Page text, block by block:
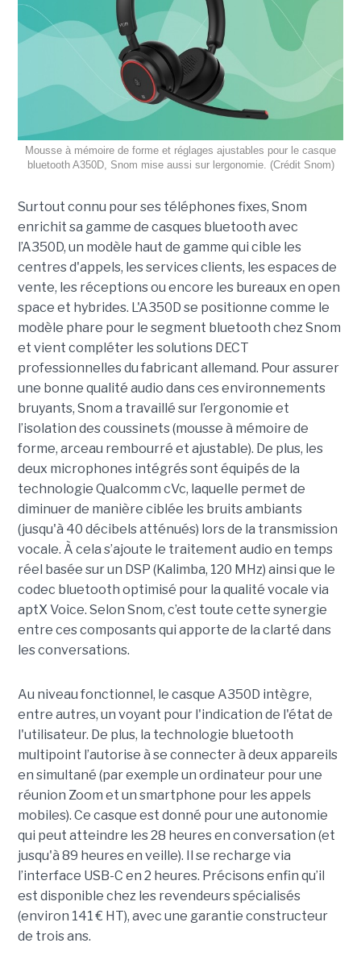
Mousse à mémoire de forme et réglages ajustables pour le casque
bluetooth A350D, Snom mise aussi sur lergonomie. (Crédit Snom)
Surtout connu pour ses téléphones fixes, Snom
enrichit sa gamme de casques bluetooth avec
l’A350D, un modèle haut de gamme qui cible les
centres d'appels, les services clients, les espaces de
vente, les réceptions ou encore les bureaux en open
space et hybrides. L'A350D se positionne comme le
modèle phare pour le segment bluetooth chez Snom
et vient compléter les solutions DECT
professionnelles du fabricant allemand. Pour assurer
une bonne qualité audio dans ces environnements
bruyants, Snom a travaillé sur l’ergonomie et
l’isolation des coussinets (mousse à mémoire de
forme, arceau rembourré et ajustable). De plus, les
deux microphones intégrés sont équipés de la
technologie Qualcomm cVc, laquelle permet de
diminuer de manière ciblée les bruits ambiants
(jusqu'à 40 décibels atténués) lors de la transmission
vocale. À cela s’ajoute le traitement audio en temps
réel basée sur un DSP (Kalimba, 120 MHz) ainsi que le
codec bluetooth optimisé pour la qualité vocale via
aptX Voice. Selon Snom, c’est toute cette synergie
entre ces composants qui apporte de la clarté dans
les conversations.
Au niveau fonctionnel, le casque A350D intègre,
entre autres, un voyant pour l'indication de l'état de
l'utilisateur. De plus, la technologie bluetooth
multipoint l’autorise à se connecter à deux appareils
en simultané (par exemple un ordinateur pour une
réunion Zoom et un smartphone pour les appels
mobiles). Ce casque est donné pour une autonomie
qui peut atteindre les 28 heures en conversation (et
jusqu'à 89 heures en veille). Il se recharge via
l’interface USB-C en 2 heures. Précisons enfin qu’il
est disponible chez les revendeurs spécialisés
(environ 141 € HT), avec une garantie constructeur
de trois ans.